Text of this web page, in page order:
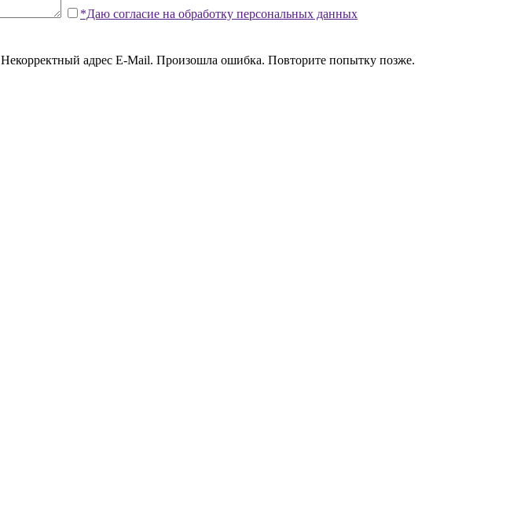
*Даю согласие на обработку персональных данных
Некорректный адрес E-Mail. Произошла ошибка. Повторите попытку позже.